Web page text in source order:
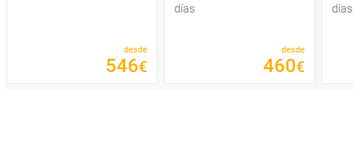
desde
546€
días
desde
460€
días